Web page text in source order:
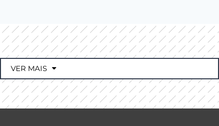
VER MAIS